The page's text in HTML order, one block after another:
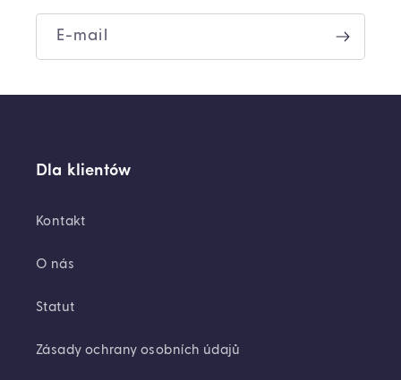
E-mail
Dla klientów
Kontakt
O nás
Statut
Zásady ochrany osobních údajů